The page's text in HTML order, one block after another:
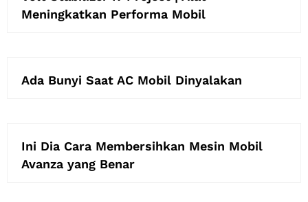
Meningkatkan Performa Mobil
Ada Bunyi Saat AC Mobil Dinyalakan
Ini Dia Cara Membersihkan Mesin Mobil
Avanza yang Benar